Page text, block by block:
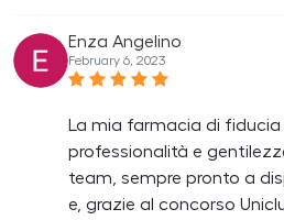
Enza Angelino
February 6, 2023
La mia farmacia di
professionalità e
team, sempre pronto a
e, grazie al concorso